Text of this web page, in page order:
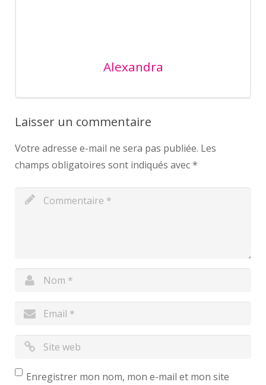
Alexandra
Laisser un commentaire
Votre adresse e-mail ne sera pas publiée. Les
champs obligatoires sont indiqués avec*
Enregistrer mon nom, mon e-mail et mon site